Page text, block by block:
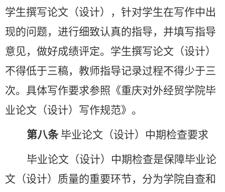
学生撰写论文（设计），针对学生在写作中出
现的问题，进行细致认真的指导，并填写指导
意见，做好成绩评定。学生撰写论文（设计）
不得低于三稿，教师指导记录过程不得少于三
次。具体写作要求参照《重庆对外经贸学院毕
业论文（设计）写作规范》。
第八条 毕业论文（设计）中期检查要求
毕业论文（设计）中期检查是保障毕业论
文（设计）质量的重要环节，分为学院自查和